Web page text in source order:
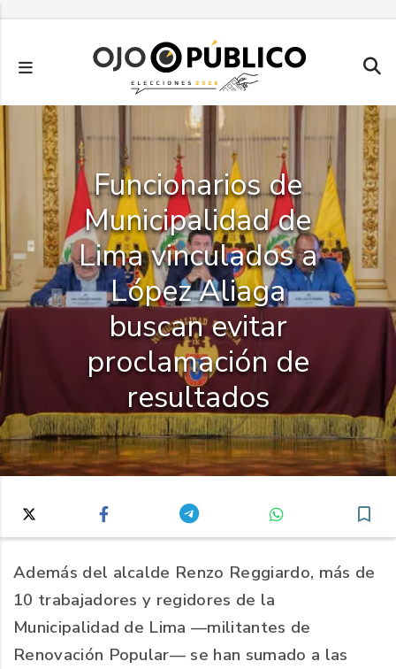
principal
Funcionarios de
Municipalidad de
Lima vinculados a
López Aliaga
buscan evitar
proclamación de
resultados
Además del alcalde Renzo Reggiardo, más de
10 trabajadores y regidores de la
Municipalidad de Lima —militantes de
Renovación Popular— se han sumado a las